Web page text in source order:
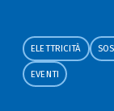
ELETTRICITÀ
EVENTI